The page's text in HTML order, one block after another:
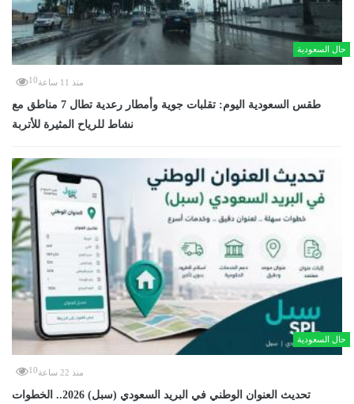
حال السعودية
منذ 11 ساعة 10
طقس السعودية اليوم: تقلبات جوية وأمطار رعدية تطال 7 مناطق مع
نشاط للرياح المثيرة للأتربة
حال السعودية
منذ 22 ساعة 10
تحديث العنوان الوطني في البريد السعودي (سبل) 2026.. الخطوات